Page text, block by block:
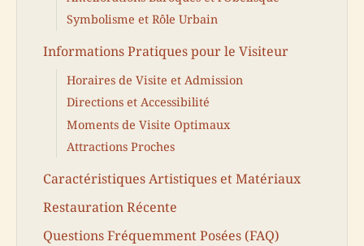
Symbolisme et Rôle Urbain
Informations Pratiques pour le Visiteur
Horaires de Visite et Admission
Directions et Accessibilité
Moments de Visite Optimaux
Attractions Proches
Caractéristiques Artistiques et Matériaux
Restauration Récente
Questions Fréquemment Posées (FAQ)